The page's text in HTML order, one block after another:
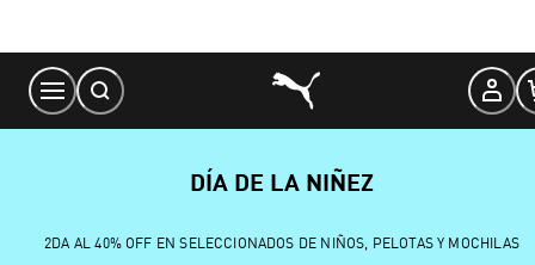
Content
DÍA DE LA NIÑEZ
2DA AL 40% OFF EN SELECCIONADOS DE NIÑOS, PELOTAS Y MOCHILAS